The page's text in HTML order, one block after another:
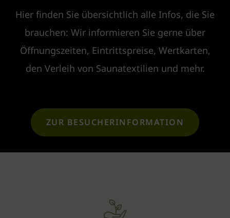
Hier finden Sie übersichtlich alle Infos, die Sie
brauchen: Wir informieren Sie gerne über
Öffnungszeiten, Eintrittspreise, Wertkarten,
den Verleih von Saunatextilien und mehr.
ZUR BESUCHERINFORMATION